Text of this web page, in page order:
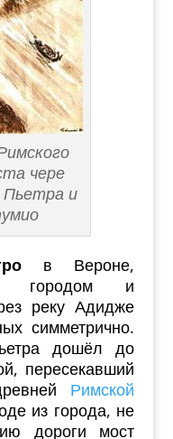
чере
и
в Вероне,
городом и
реку Адидже
симметрично.
дошёл до
пересекавший
Римской
из города, не
дороги мост